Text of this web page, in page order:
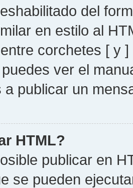
del
en estilo al
corchetes [ y
ver el
publicar un
HTML?
publicar en
se pueden